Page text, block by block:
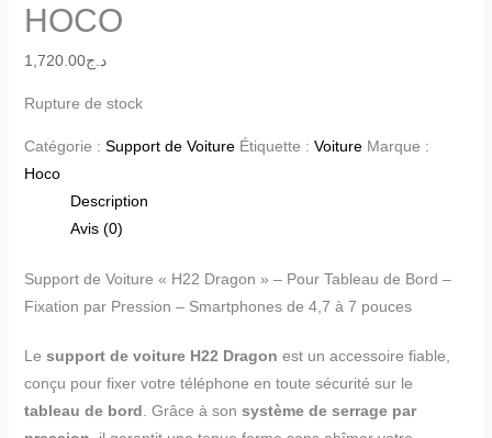
HOCO
د.ج1,720.00
Rupture de stock
Catégorie : Support de Voiture Étiquette : Voiture Marque :
Hoco
Description
Avis (0)
Support de Voiture « H22 Dragon » – Pour Tableau de Bord –
Fixation par Pression – Smartphones de 4,7 à 7 pouces
Le support de voiture H22 Dragon est un accessoire fiable,
conçu pour fixer votre téléphone en toute sécurité sur le
tableau de bord . Grâce à son système de serrage par